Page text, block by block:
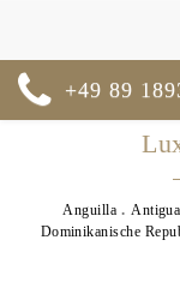
+49 89
Anguilla Antigua
Dominikanische